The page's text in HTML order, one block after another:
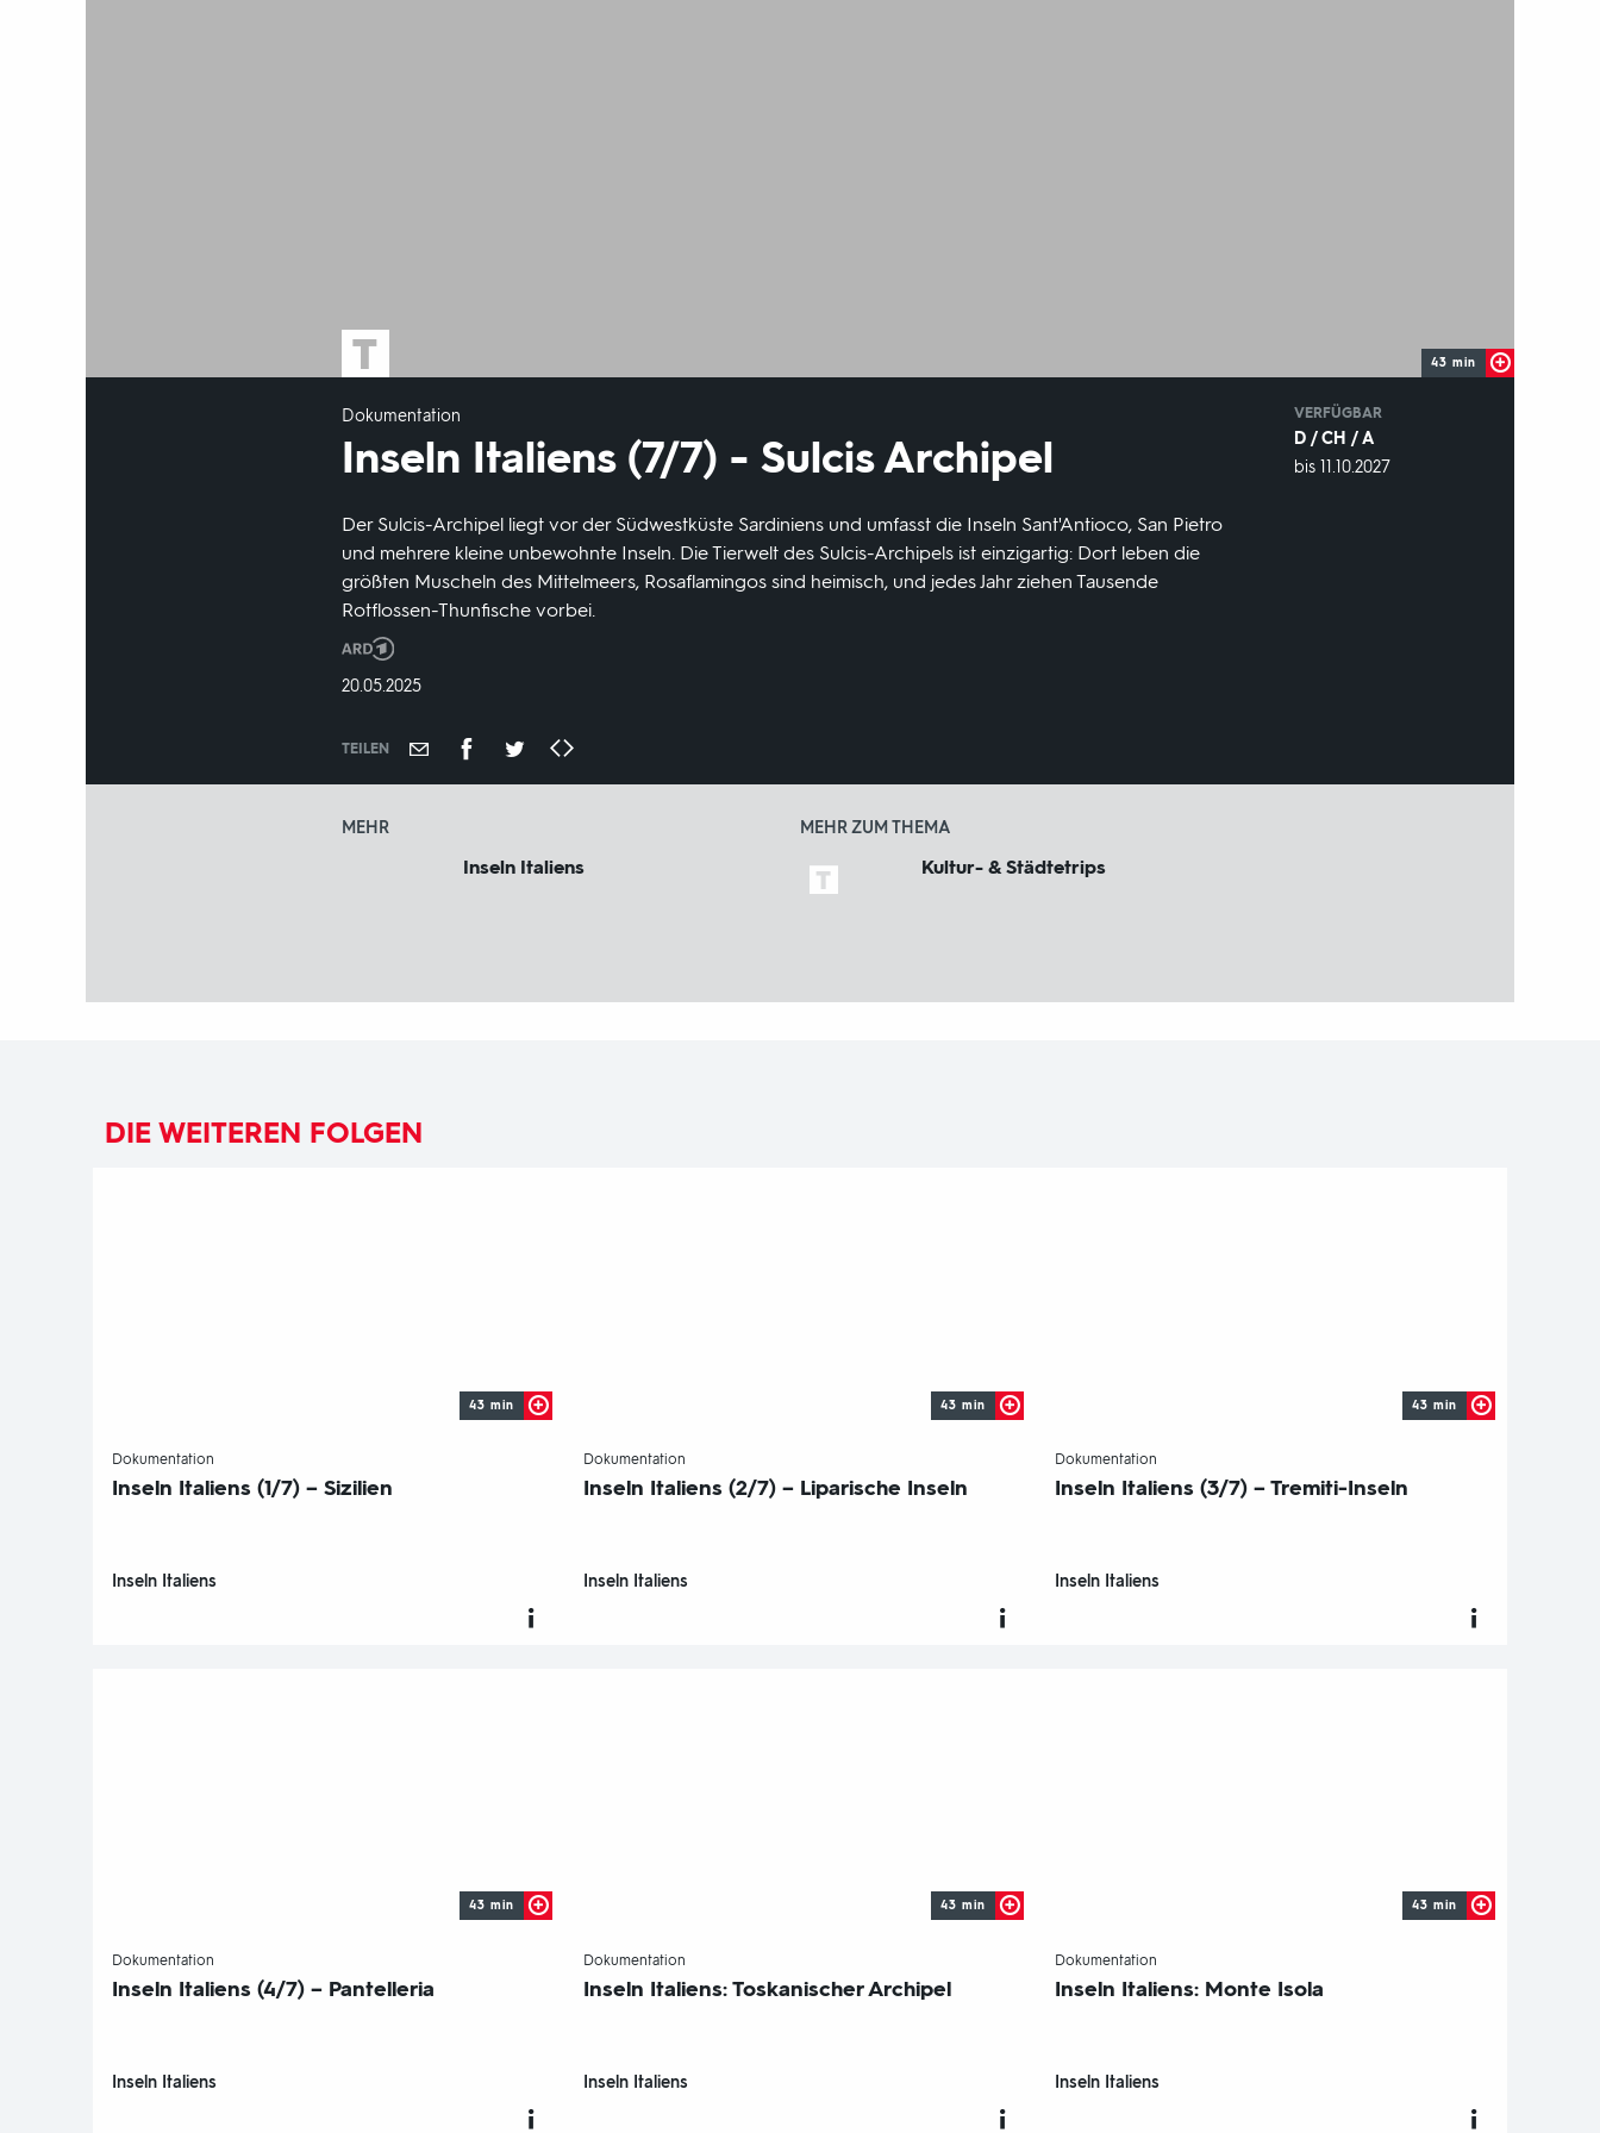
43 min
Dokumentation
Inseln Italiens (7/7) - Sulcis Archipel
Der Sulcis-Archipel liegt vor der Südwestküste Sardiniens und umfasst die Inseln Sant'Antioco, San Pietro
und mehrere kleine unbewohnte Inseln. Die Tierwelt des Sulcis-Archipels ist einzigartig: Dort leben die
größten Muscheln des Mittelmeers, Rosaflamingos sind heimisch, und jedes Jahr ziehen Tausende
Rotflossen-Thunfische vorbei.
Produktionsland
und
DATUM:
20.05.2025
TEILEN
VERFÜGBAR
D / CH / A
VERFÜGBAR
bis 11.10.2027
MEHR
Inseln Italiens
MEHR ZUM THEMA
Kultur- & Städtetrips
DIE WEITEREN FOLGEN
Dokumentation
Inseln Italiens (1/7) – Sizilien
Inseln Italiens
43 min
Dokumentation
Inseln Italiens (2/7) – Liparische Inseln
Inseln Italiens
43 min
Dokumentation
Inseln Italiens (3/7) – Tremiti-Inseln
Inseln Italiens
43 min
Dokumentation
Inseln Italiens (4/7) – Pantelleria
Inseln Italiens
43 min
Dokumentation
Inseln Italiens: Toskanischer Archipel
Inseln Italiens
43 min
Dokumentation
Inseln Italiens: Monte Isola
Inseln Italiens
43 min